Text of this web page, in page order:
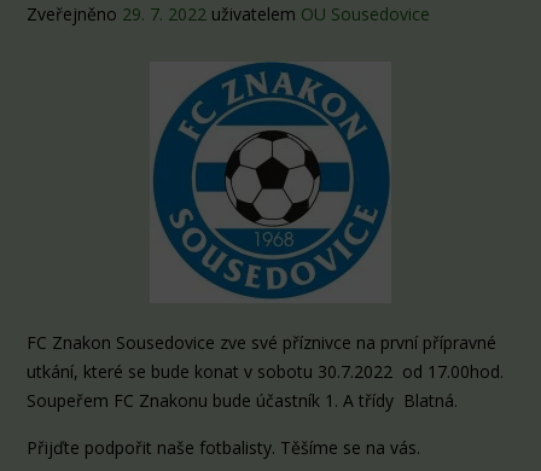
Zveřejněno 29. 7. 2022 uživatelem OU Sousedovice
FC Znakon Sousedovice zve své příznivce na první přípravné
utkání, které se bude konat v sobotu 30.7.2022 od 17.00hod.
Soupeřem FC Znakonu bude účastník 1. A třídy Blatná.
Přijďte podpořit naše fotbalisty. Těšíme se na vás.